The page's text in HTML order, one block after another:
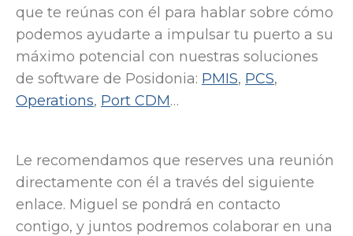
que te reúnas con él para hablar sobre cómo
podemos ayudarte a impulsar tu puerto a su
máximo potencial con nuestras soluciones
de software de Posidonia: PMIS, PCS,
Operations, Port CDM…
Le recomendamos que reserves una reunión
directamente con él a través del siguiente
enlace. Miguel se pondrá en contacto
contigo, y juntos podremos colaborar en una